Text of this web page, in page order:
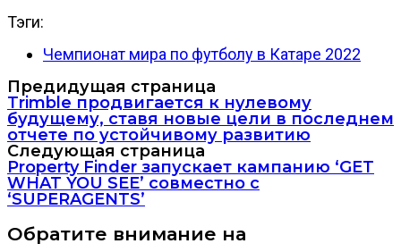
Тэги:
Чемпионат мира по футболу в Катаре 2022
Предидущая страница
Trimble продвигается к нулевому
будущему, ставя новые цели в последнем
отчете по устойчивому развитию
Следующая страница
Property Finder запускает кампанию ‘GET
WHAT YOU SEE’ совместно с
‘SUPERAGENTS’
Обратите внимание на